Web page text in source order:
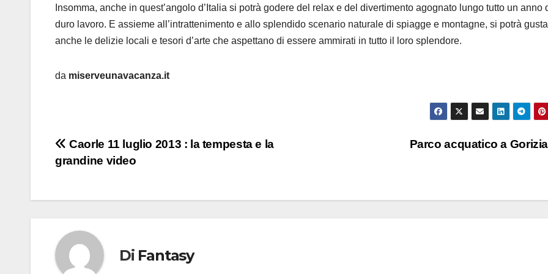
Insomma, anche in quest’angolo d’Italia si potrà godere del relax e del divertimento agognato lungo tutto un anno
duro lavoro. E assieme all’intrattenimento e allo splendido scenario naturale di spiagge e montagne, si potrà
anche le delizie locali e tesori d’arte che aspettano di essere ammirati in tutto il loro splendore.
da miserveunavacanza.it
Navigazione
articoli
Parco acquatico a
Caorle 11 luglio 2013 : la tempesta e la
grandine video
Di Fantasy